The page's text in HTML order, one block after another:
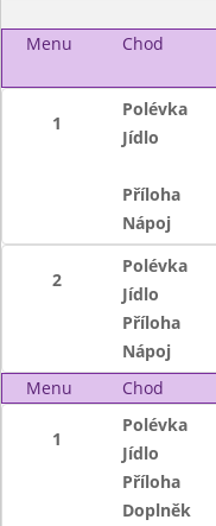
Menu Chod
1
Polévka
Jídlo
Příloha
Nápoj
2
Polévka
Jídlo
Příloha
Nápoj
Menu
Chod
1
Polévka
Jídlo
Příloha
Doplněk